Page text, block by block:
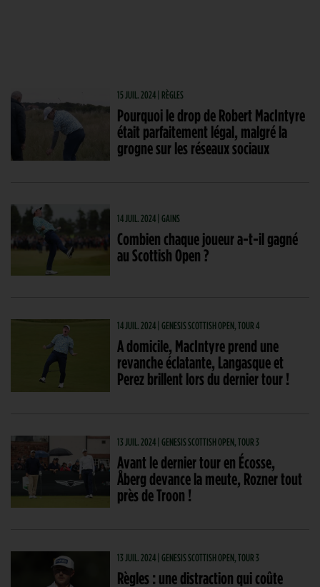
15 JUIL. 2024 | RÈGLES
Pourquoi le drop de Robert MacIntyre
était parfaitement légal, malgré la
grogne sur les réseaux sociaux
14 JUIL. 2024 | GAINS
Combien chaque joueur a-t-il gagné
au Scottish Open ?
14 JUIL. 2024 | GENESIS SCOTTISH OPEN, TOUR 4
A domicile, MacIntyre prend une
revanche éclatante, Langasque et
Perez brillent lors du dernier tour !
13 JUIL. 2024 | GENESIS SCOTTISH OPEN, TOUR 3
Avant le dernier tour en Écosse,
Åberg devance la meute, Rozner tout
près de Troon !
13 JUIL. 2024 | GENESIS SCOTTISH OPEN, TOUR 3
Règles : une distraction qui coûte